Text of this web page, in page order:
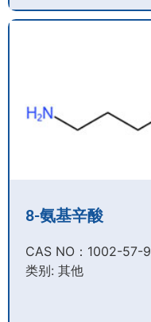
8-氨基辛酸
CAS NO：1002-57-9​
类别: 其他